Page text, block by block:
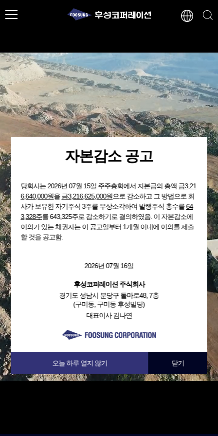
자본감소 공고
당회사는 2026년 07월 15일 주주총회에서 자본금의 총액 금3,21
6,640,000원을금3,216,625,000원으로 감소하고 그 방법으로 회
사가 보유한 자기주식 3주를 무상소각하여 발행주식 총수를64
3,328주를 643,325주로 감소하기로 결의하였음. 이 자본감소에
이의가 있는 채권자는 이 공고일부터 1개월 이내에 이의를 제출
할 것을 공고함.
2026년 07월 16일
후성코퍼레이션 주식회사
경기도 성남시 분당구 돌마로48, 7층
(구미동, 구미동 후성빌딩)
대표이사 김나연
오늘 하루 열지 않기 닫기